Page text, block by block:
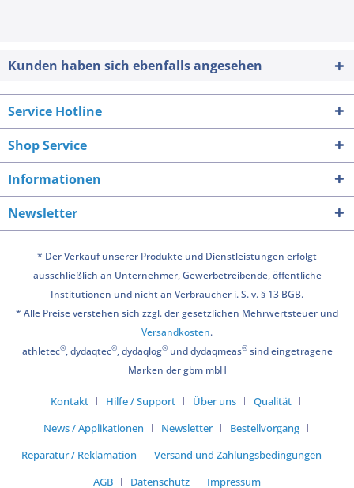
Kunden haben sich ebenfalls angesehen
Service Hotline
Shop Service
Informationen
Newsletter
* Der Verkauf unserer Produkte und Dienstleistungen erfolgt
ausschließlich an Unternehmer, Gewerbetreibende, öffentliche
Institutionen und nicht an Verbraucher i. S. v. § 13 BGB.
* Alle Preise verstehen sich zzgl. der gesetzlichen Mehrwertsteuer und
Versandkosten.
athletec®, dydaqtec®, dydaqlog®und dydaqmeas®sind eingetragene
Marken der gbm mbH
Kontakt Hilfe / Support Über uns
Qualität
News / Applikationen
Newsletter
Bestellvorgang
Reparatur / Reklamation
Versand und Zahlungsbedingungen
AGB
Datenschutz Impressum